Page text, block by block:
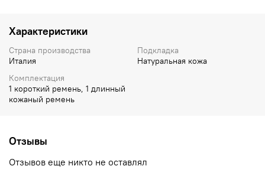
Характеристики
Страна производства
Италия
Подкладка
Натуральная кожа
Комплектация
1 короткий ремень, 1 длинный
кожаный ремень
Отзывы
Отзывов еще никто не оставлял